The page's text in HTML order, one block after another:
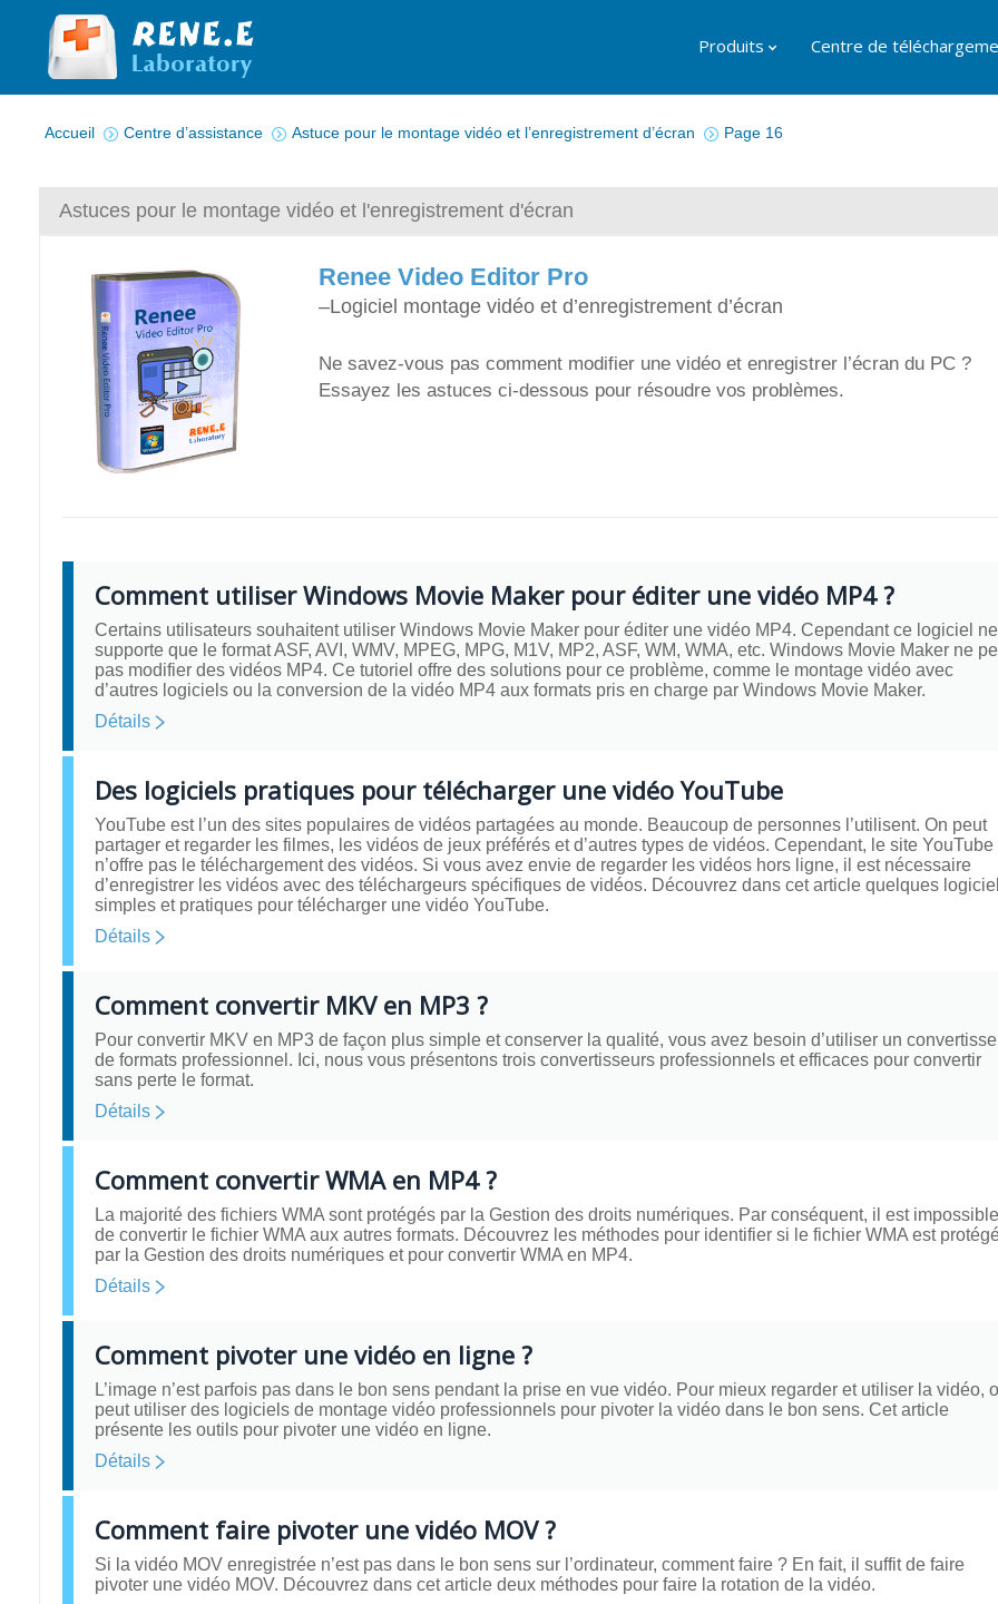
Produits Centre de
Accueil Centre d’assistance Astuce pour le montage vidéo et l’enregistrement d’écran Page 16
Astuces pour le montage vidéo et l'enregistrement d'écran
Renee Video Editor Pro
–Logiciel montage vidéo et d’enregistrement d’écran
Ne savez-vous pas comment modifier une vidéo et enregistrer l’écran du PC ?
Essayez les astuces ci-dessous pour résoudre vos problèmes.
Comment utiliser Windows Movie Maker pour éditer une vidéo MP4 ?
Certains utilisateurs souhaitent utiliser Windows Movie Maker pour éditer une vidéo MP4. Cependant ce logiciel ne
supporte que le format ASF, AVI, WMV, MPEG, MPG, M1V, MP2, ASF, WM, WMA, etc. Windows Movie Maker ne
pas modifier des vidéos MP4. Ce tutoriel offre des solutions pour ce problème, comme le montage vidéo avec
d’autres logiciels ou la conversion de la vidéo MP4 aux formats pris en charge par Windows Movie Maker.
Détails
Des logiciels pratiques pour télécharger une vidéo YouTube
YouTube est l’un des sites populaires de vidéos partagées au monde. Beaucoup de personnes l’utilisent. On peut
partager et regarder les filmes, les vidéos de jeux préférés et d’autres types de vidéos. Cependant, le site YouTube
n’offre pas le téléchargement des vidéos. Si vous avez envie de regarder les vidéos hors ligne, il est nécessaire
d’enregistrer les vidéos avec des téléchargeurs spécifiques de vidéos. Découvrez dans cet article quelques
simples et pratiques pour télécharger une vidéo YouTube.
Détails
Comment convertir MKV en MP3 ?
Pour convertir MKV en MP3 de façon plus simple et conserver la qualité, vous avez besoin d’utiliser un
de formats professionnel. Ici, nous vous présentons trois convertisseurs professionnels et efficaces pour convertir
sans perte le format.
Détails
Comment convertir WMA en MP4 ?
La majorité des fichiers WMA sont protégés par la Gestion des droits numériques. Par conséquent, il est impossible
de convertir le fichier WMA aux autres formats. Découvrez les méthodes pour identifier si le fichier WMA est
par la Gestion des droits numériques et pour convertir WMA en MP4.
Détails
Comment pivoter une vidéo en ligne ?
L’image n’est parfois pas dans le bon sens pendant la prise en vue vidéo. Pour mieux regarder et utiliser la vidéo,
peut utiliser des logiciels de montage vidéo professionnels pour pivoter la vidéo dans le bon sens. Cet article
présente les outils pour pivoter une vidéo en ligne.
Détails
Comment faire pivoter une vidéo MOV ?
Si la vidéo MOV enregistrée n’est pas dans le bon sens sur l’ordinateur, comment faire ? En fait, il suffit de faire
pivoter une vidéo MOV. Découvrez dans cet article deux méthodes pour faire la rotation de la vidéo.